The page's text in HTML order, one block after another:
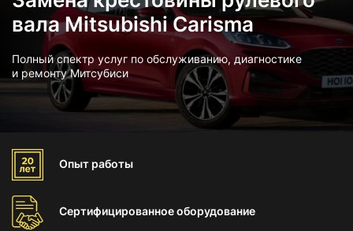
вала Mitsubishi Carisma
Полный спектр услуг по обслуживанию, диагностике
и ремонту Митсубиси
Опыт работы
Сертифицированноеоборудование